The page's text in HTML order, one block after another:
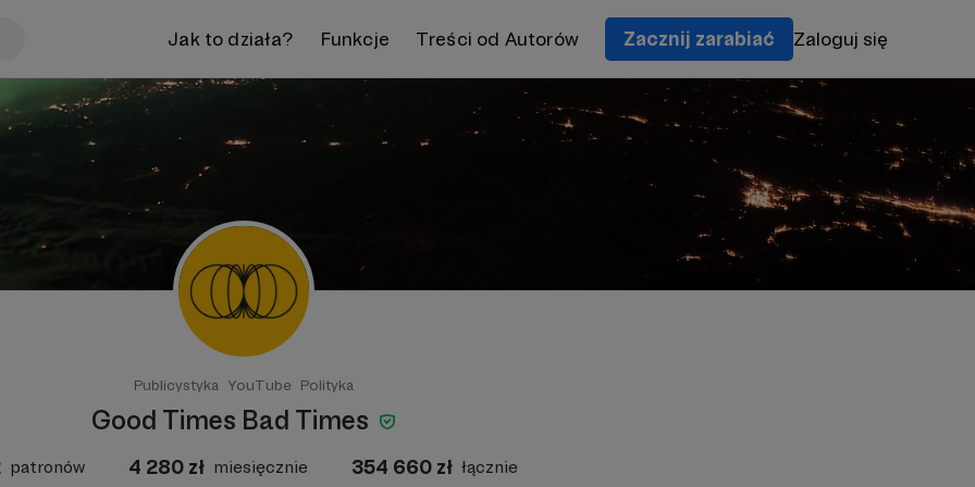
Jak to działa? Funkcje Treści od Autorów Zacznij zarabiać Zaloguj się
Publicystyka YouTube Polityka
Good Times Bad Times
patronów 4 280 zł miesięcznie 354 660 zł łącznie